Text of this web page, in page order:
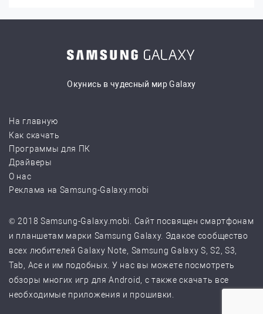
Окунись в чудесный мир Galaxy
На главную
Как скачать
Программы для ПК
Драйверы
О нас
Реклама на Samsung-Galaxy.mobi
© 2018 Samsung-Galaxy.mobi. Сайт посвящен смартфонам
и планшетам марки Samsung Galaxy. Эдакое сообщество
всех любителей Galaxy Note, Samsung Galaxy S, S2, S3,
Tab, Ace и им подобных. У нас вы можете посмотреть
обзоры многих игр для Android, с также скачать все
необходимые приложения и прошивки.